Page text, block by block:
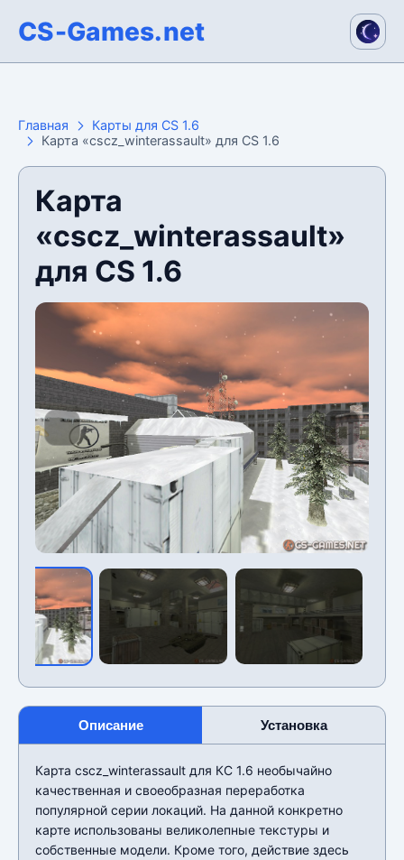
CS-Games.net
Главная
Карты для CS 1.6
Карта «cscz_winterassault» для CS 1.6
Карта
«cscz_winterassault»
для CS 1.6
Описание Установка
Карта cscz_winterassault для КС 1.6 необычайно
качественная и своеобразная переработка
популярной серии локаций. На данной конкретно
карте использованы великолепные текстуры и
собственные модели. Кроме того, действие здесь